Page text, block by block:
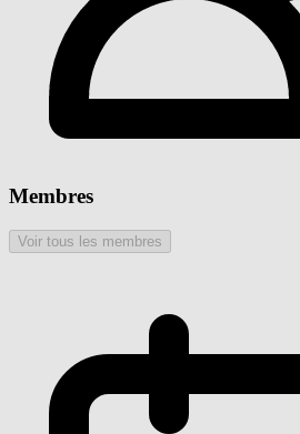
Membres
Voir tous les membres